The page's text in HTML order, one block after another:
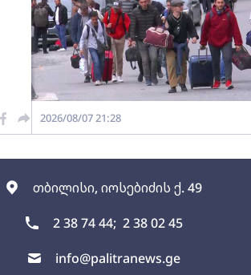
თბილისი, იოსებიძის ქ. 49
2 38 74 44; 2 38 02 45
info@palitranews.ge
2026/08/07 21:28